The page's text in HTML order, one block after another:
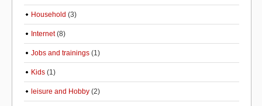
Household (3)
Internet(8)
Jobs and trainings (1)
Kids (1)
leisure and Hobby (2)